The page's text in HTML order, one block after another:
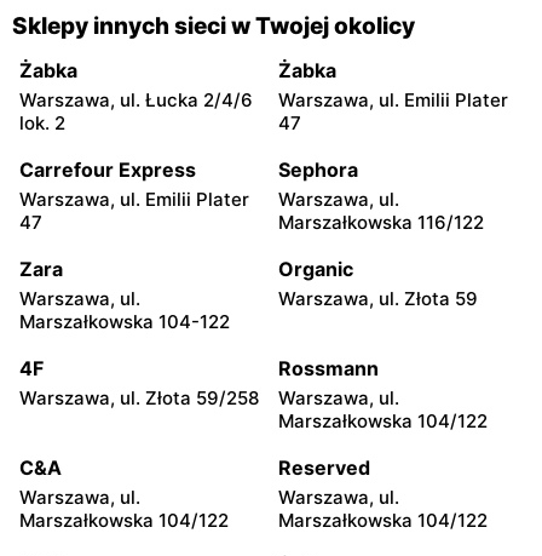
Sklepy innych sieci w Twojej okolicy
Żabka
Warszawa, ul. Łucka 2/4/6
lok. 2
Żabka
Warszawa, ul. Emilii Plater
47
Carrefour Express
Warszawa, ul. Emilii Plater
47
Sephora
Warszawa, ul.
Marszałkowska 116/122
Zara
Warszawa, ul.
Marszałkowska 104-122
Organic
Warszawa, ul. Złota 59
4F
Warszawa, ul. Złota 59/258
Rossmann
Warszawa, ul.
Marszałkowska 104/122
C&A
Warszawa, ul.
Marszałkowska 104/122
Reserved
Warszawa, ul.
Marszałkowska 104/122